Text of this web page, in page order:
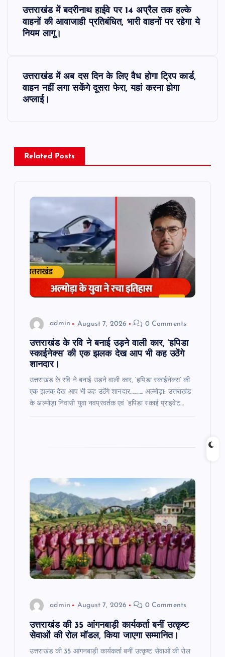
v
उत्तराखंड में बदरीनाथ हाईवे पर 14 अप्रैल तक हल्के
वाहनों की आवाजाही प्रतिबंधित, भारी वाहनों पर रहेगा ये
नियम लागू।
उत्तराखंड में अब दस दिन के लिए वैध होगा ट्रिप कार्ड,
वाहन नहीं लगा सकेंगे दूसरा फेरा, यहां करना होगा
अप्लाई।
Related Posts
admin August 7, 2026 0 Comments
उत्तराखंड के रवि ने बनाई उड़ने वाली कार, ‘हपिडा
स्काईनेक्स’ की एक झलक देख आप भी कह उठेंगे
शानदार।
उत्तराखंड के रवि ने बनाई उड़ने वाली कार, ‘हपिडा स्काईनेक्स’ की
एक झलक देख आप भी कह उठेंगे शानदार……….. अल्मोड़ा: उत्तराखंड
के अल्मोड़ा निवासी युवा नवप्रवर्तक एवं ‘हपिडा स्काई प्राइवेट…
admin August 7, 2026 0 Comments
उत्तराखंड की 35 आंगनबाड़ी कार्यकर्ता बनीं उत्कृष्ट
सेवाओं की रोल मॉडल, किया जाएगा सम्मानित।
उत्तराखंड की 35 आंगनबाड़ी कार्यकर्ता बनीं उत्कृष्ट सेवाओं की रोल